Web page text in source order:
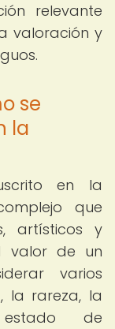
relevante
valoración y
se
la
en la
que
artísticos y
valor de un
varios
la rareza, la
de